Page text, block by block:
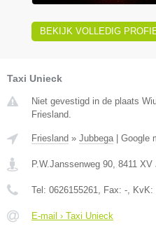
BEKIJK VOLLEDIG
Taxi Unieck
Niet gevestigd in de plaats
Friesland.
Friesland » Jubbega| Google
P.W.Janssenweg 90, 8411 XV
Tel: 0626155261, Fax: -, KvK:
E-mail › Taxi Unieck